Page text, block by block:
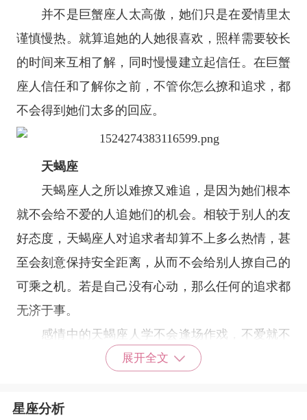
并不是巨蟹座人太高傲，她们只是在爱情里太
谨慎慢热。就算追她的人她很喜欢，照样需要较长
的时间来互相了解，同时慢慢建立起信任。在巨蟹
座人信任和了解你之前，不管你怎么撩和追求，都
不会得到她们太多的回应。
天蝎座
天蝎座 人之所以难撩又难追，是因为她们根本
就不会给不爱的人追她们的机会。相较于别人的友
好态度，天蝎座人对追求者却算不上多么热情，甚
至会刻意保持安全距离，从而不会给别人撩自己的
可乘之机。若是自己没有心动，那么任何的追求都
无济于事。
感情中的天蝎座人学不会逢场作戏，不爱就不
会给别人继续纠缠的机会。因此，想要撩她或者追
人很难走进她们的内心。
展开全文
星座分析